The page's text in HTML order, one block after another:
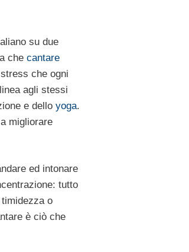
su due
che cantare
che ogni
agli stessi
e dello yoga.
migliorare
ed intonare
tutto
timidezza o
è ciò che